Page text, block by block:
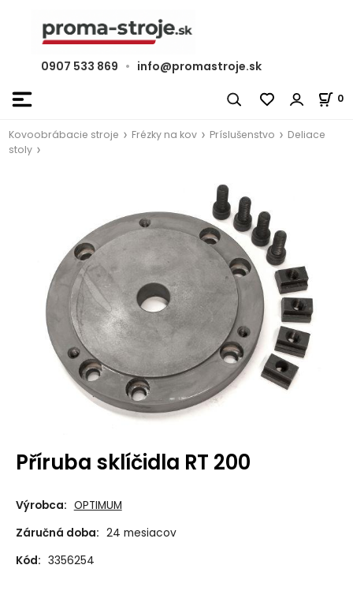
0907 533 869 • info@promastroje.sk
0
Kovoobrábacie stroje Frézky na kov Príslušenstvo
Deliace
stoly
Příruba sklíčidla RT 200
Výrobca: OPTIMUM
Záručná doba: 24 mesiacov
Kód: 3356254